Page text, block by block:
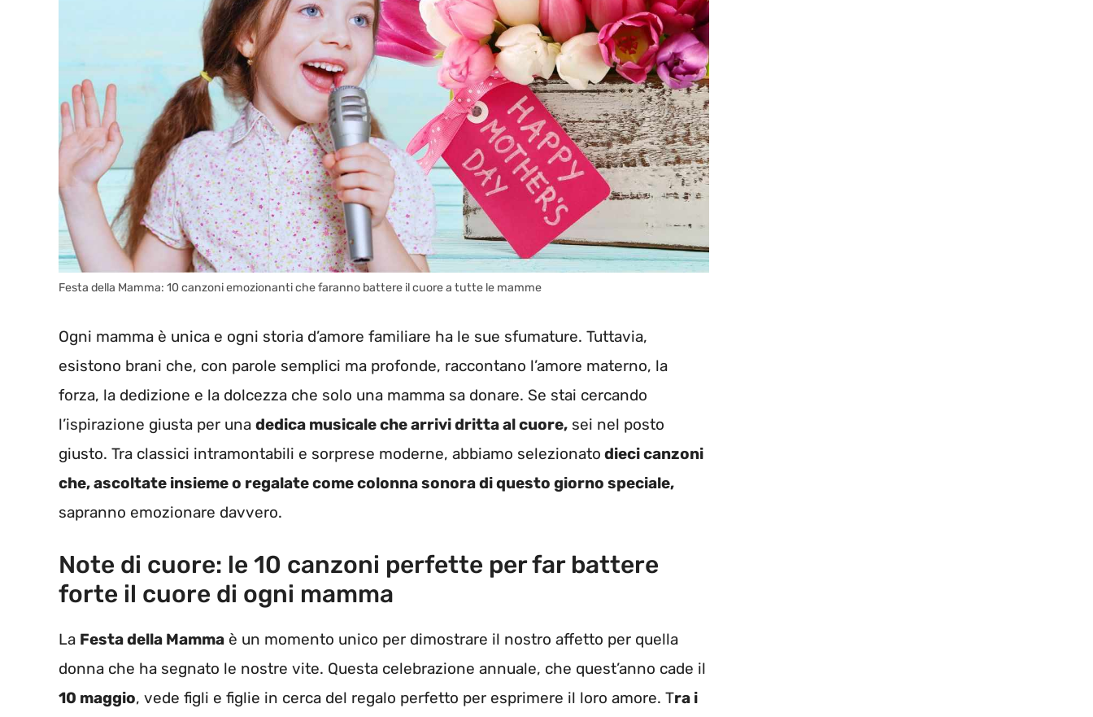
Festa della Mamma: 10 canzoni emozionanti che faranno battere il cuore a tutte le mamme
Ogni mamma è unica e ogni storia d’amore familiare ha le sue sfumature. Tuttavia,
esistono brani che, con parole semplici ma profonde, raccontano l’amore materno, la
forza, la dedizione e la dolcezza che solo una mamma sa donare. Se stai cercando
l’ispirazione giusta per una dedica musicale che arrivi dritta al cuore, sei nel posto
giusto. Tra classici intramontabili e sorprese moderne, abbiamo selezionato dieci canzoni
che, ascoltate insieme o regalate come colonna sonora di questo giorno speciale,
sapranno emozionare davvero.
Note di cuore: le 10 canzoni perfette per far battere
forte il cuore di ogni mamma
La Festa della Mamma è un momento unico per dimostrare il nostro affetto per quella
donna che ha segnato le nostre vite. Questa celebrazione annuale, che quest’anno cade il
10 maggio, vede figli e figlie in cerca del regalo perfetto per esprimere il loro amore. Tra i